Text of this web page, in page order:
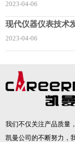
2023-04-06
现代仪器仪表技术
2023-04-06
我们不仅关注产品质量
凯曼公司的不断努力，